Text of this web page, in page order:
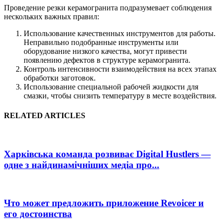
Проведение резки керамогранита подразумевает соблюдения
нескольких важных правил:
Использование качественных инструментов для работы.
Неправильно подобранные инструменты или
оборудование низкого качества, могут привести
появлению дефектов в структуре керамогранита.
Контроль интенсивности взаимодействия на всех этапах
обработки заготовок.
Использование специальной рабочей жидкости для
смазки, чтобы снизить температуру в месте воздействия.
RELATED ARTICLES
Харківська команда розвиває Digital Hustlers —
одне з найдинамічніших медіа про...
Что может предложить приложение Revoicer и
его достоинства